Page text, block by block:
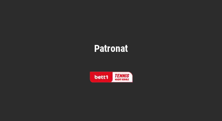
Patronat